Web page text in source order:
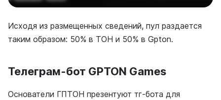
Исходя из размещенных сведений, пул раздается
таким образом: 50% в ТОН и 50% в Gpton.
Телеграм-бот GPTON Games
Основатели ГПТОН презентуют тг-бота для